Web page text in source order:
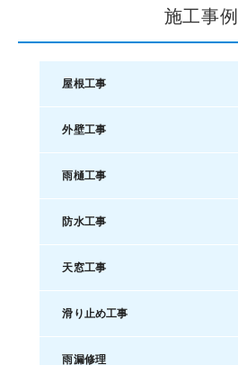
施工事例
屋根工事
外壁工事
雨樋工事
防水工事
天窓工事
滑り止め工事
雨漏修理